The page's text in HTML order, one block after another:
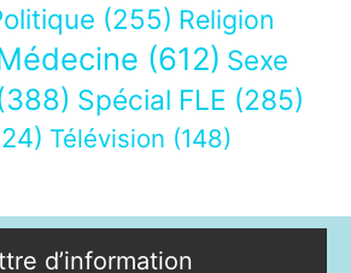
(255) Religion
(612) Sexe
Spécial FLE (285)
Télévision (148)
d’information